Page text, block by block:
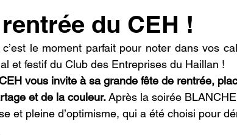
du CEH !
le moment parfait pour noter dans vos
et festif du Club des Entreprises du Haillan !
vous invite à sa grande fête de rentrée,
et de la couleur. Après la soirée
et pleine d’optimisme, qui a été choisi pour